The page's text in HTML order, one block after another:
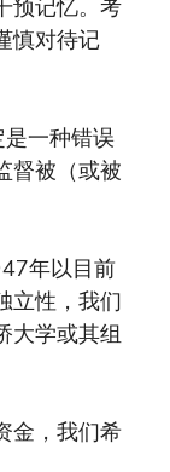
预记忆。考
慎对待记
是一种错误
督被（或被
年以目前
立性，我们
大学或其组
金，我们希